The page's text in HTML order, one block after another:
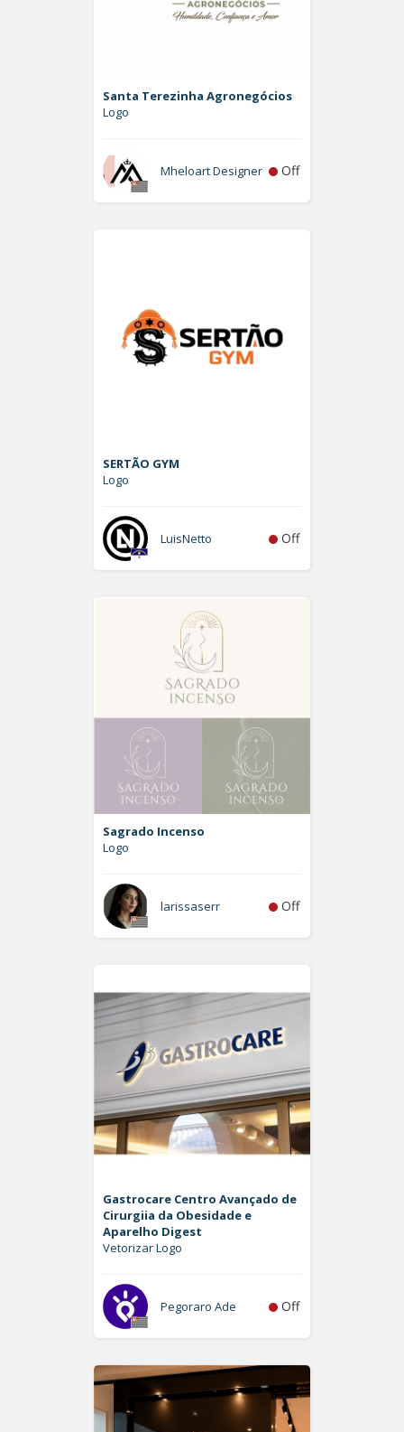
Santa Terezinha Agronegócios
Logo
Mheloart Designer Off
SERTÃO GYM
Logo
LuisNetto Off
Sagrado Incenso
Logo
larissaserr Off
Gastrocare Centro Avançado de
Cirurgiia da Obesidade e
Aparelho Digest
Vetorizar Logo
Pegoraro Ade Off